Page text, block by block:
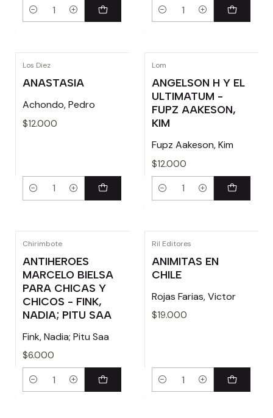
Cantidad Cantidad
Los Diez
ANASTASIA
Achondo, Pedro
$12.000
Cantidad
Lom
ANGELSON H Y EL
ULTIMATUM -
FUPZ AAKESON,
KIM
Fupz Aakeson, Kim
$12.000
Cantidad
Chirimbote
ANTIHEROES
MARCELO BIELSA
PARA CHICAS Y
CHICOS - FINK,
NADIA; PITU SAA
Fink, Nadia; Pitu Saa
$6.000
Cantidad
Ril Editores
ANIMITAS EN
CHILE
Rojas Farias, Victor
$19.000
Cantidad